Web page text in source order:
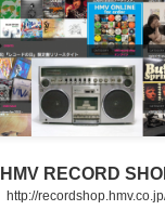
HMV RECORD
http://